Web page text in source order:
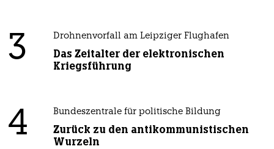
3 Drohnenvorfall am Leipziger Flughafen
Das Zeitalter der elektronischen
Kriegsführung
4 Bundeszentrale für politische Bildung
Zurück zu den antikommunistischen
Wurzeln